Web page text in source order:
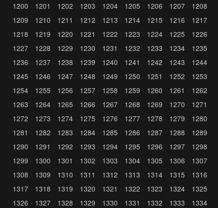
1200
1201 1202 1203 1204 1205 1206 1207
1208
1209
1210 1211 1212 1213 1214 1215 1216
1217
1218
1219 1220 1221 1222 1223 1224 1225
1226
1227
1228 1229 1230 1231 1232 1233 1234
1235
1236
1237 1238 1239 1240 1241 1242 1243
1244
1245
1246 1247 1248 1249 1250 1251 1252
1253
1254
1255 1256 1257 1258 1259 1260 1261
1262
1263
1264 1265 1266 1267 1268 1269 1270
1271
1272
1273 1274 1275 1276 1277 1278 1279
1280
1281
1282 1283 1284 1285 1286 1287 1288
1289
1290
1291 1292 1293 1294 1295 1296 1297
1298
1299
1300 1301 1302 1303 1304 1305 1306
1307
1308
1309 1310 1311 1312 1313 1314 1315
1316
1317
1318 1319 1320 1321 1322 1323 1324
1325
1326
1327 1328 1329 1330 1331 1332 1333
1334